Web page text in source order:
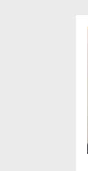
Крагујевац
КНИЋ: Шта се
Заставина
Кад медији